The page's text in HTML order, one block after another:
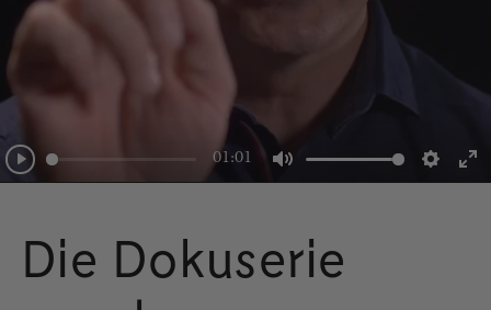
Play
01:01
Mute
Die Dokuserie